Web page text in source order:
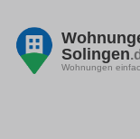
Solingen
Wohnungen